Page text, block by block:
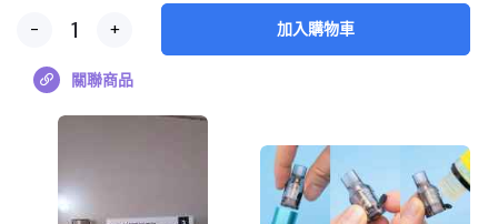
- + 加入購物車
關聯商品